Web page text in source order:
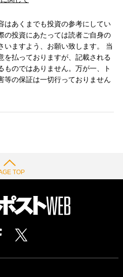
はあくまでも投資の参考にしてい
の投資にあたっては読者ご自身の
いますよう、お願い致します。 当
を払っておりますが、記載される
ものではありません。万が一、ト
等の保証は一切行っておりません
TOP